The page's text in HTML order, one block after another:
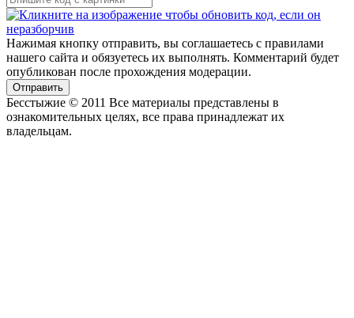
Нажимая кнопку отправить, вы соглашаетесь с правилами
нашего сайта и обязуетесь их выполнять. Комментарий будет
опубликован после прохождения модерации.
Отправить
Бесстыжие © 2011 Все материалы представлены в
ознакомительных целях, все права принадлежат их
владельцам.